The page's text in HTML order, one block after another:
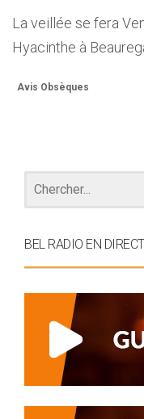
La veillée se fera
Hyacinthe à
Avis Obsèques
BEL RADIO EN DIRECT